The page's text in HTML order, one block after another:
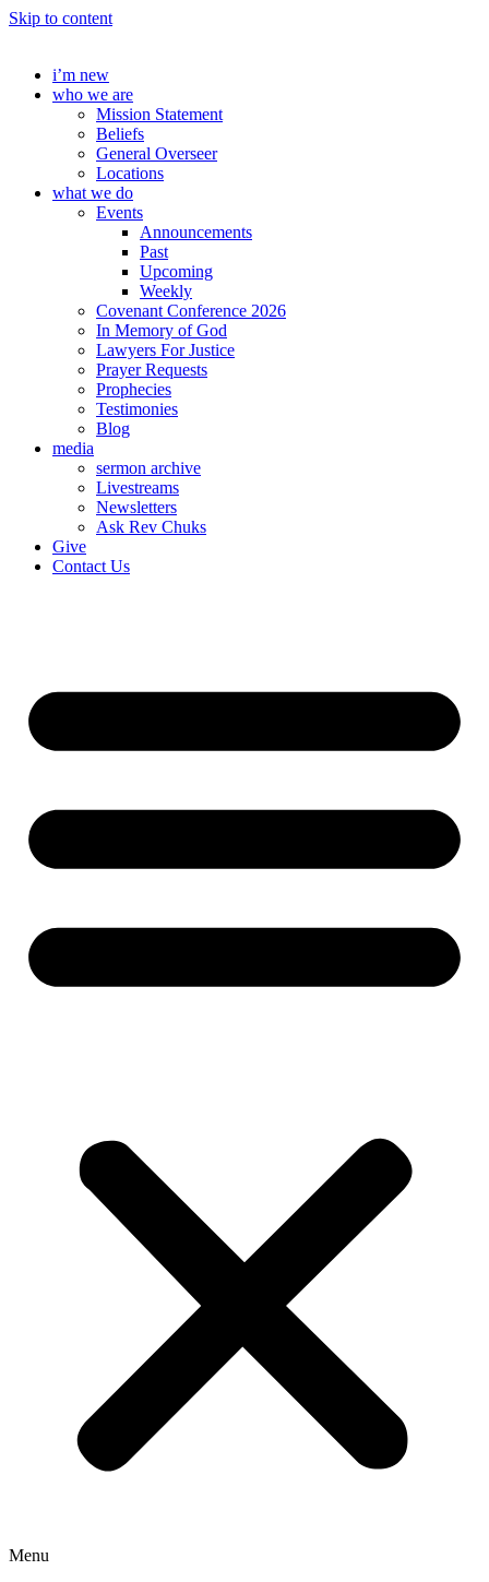
Skip to content
i’m new
who we are
Mission Statement
Beliefs
General Overseer
Locations
what we do
Events
Announcements
Past
Upcoming
Weekly
Covenant Conference 2026
In Memory of God
Lawyers For Justice
Prayer Requests
Prophecies
Testimonies
Blog
media
sermon archive
Livestreams
Newsletters
Ask Rev Chuks
Give
Contact Us
Menu